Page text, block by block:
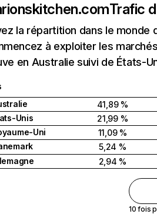
Trafic
la répartition dans le
à exploiter les
en Australie suivi de États-
41,89 %
Unis
21,99 %
Uni
11,09 %
5,24 %
2,94 %
10 fois